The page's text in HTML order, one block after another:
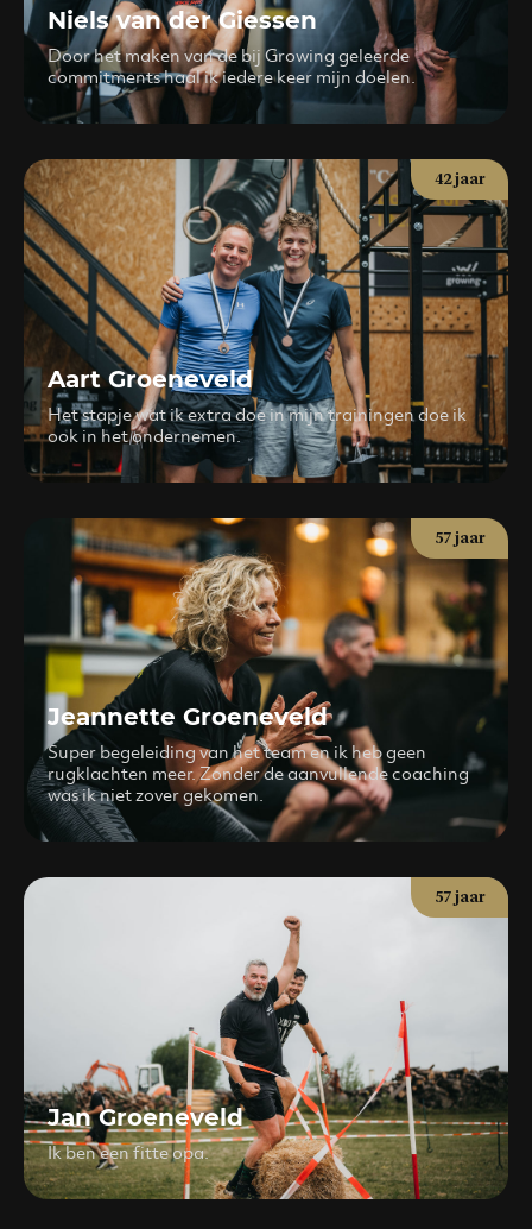
Niels van der Giessen
Door het maken van de bij Growing geleerde
commitments haal ik iedere keer mijn doelen.
42 jaar
Aart Groeneveld
Het stapje wat ik extra doe in mijn trainingen doe ik
ook in het ondernemen.
57 jaar
Jeannette Groeneveld
Super begeleiding van het team en ik heb geen
rugklachten meer. Zonder de aanvullende coaching
was ik niet zover gekomen.
57 jaar
Jan Groeneveld
Ik ben een fitte opa.